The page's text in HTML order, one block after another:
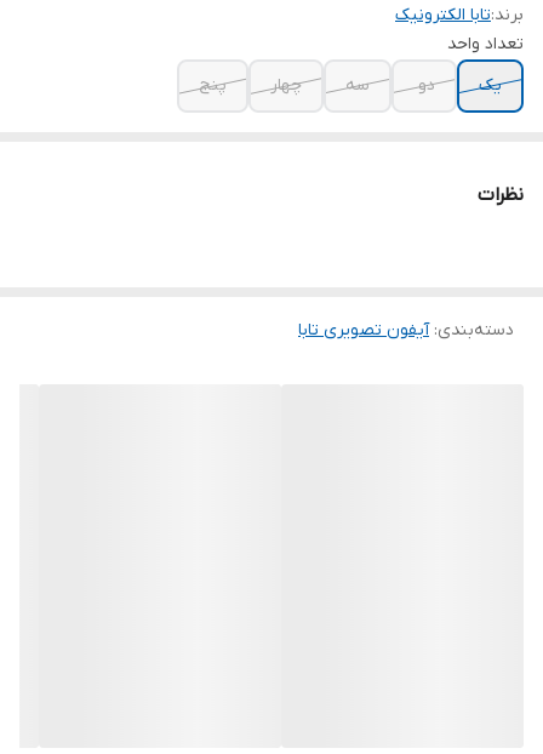
برند:تابا الکترونیک
تعداد واحد
یک
دو سه چهار پنج
نظرات
دسته‌بندی:آیفون تصویری تابا